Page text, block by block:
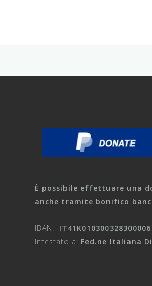
È possibile effettuare una
anche tramite bonifico
IBAN:
Intestato a: Fed.ne Italiana